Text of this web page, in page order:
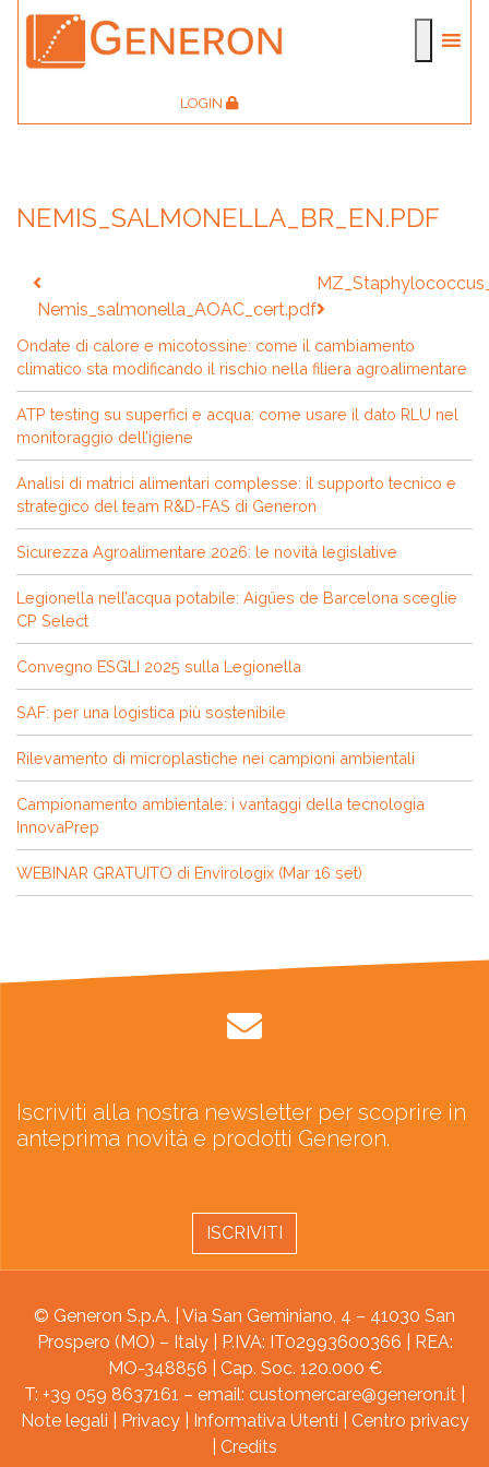
LOGIN
NEMIS_SALMONELLA_BR_EN.PDF
Navigazione
articoli
Nemis_salmonella_AOAC_cert.pdf
Ondate di calore e micotossine: come il cambiamento
climatico sta modificando il rischio nella filiera agroalimentare
ATP testing su superfici e acqua: come usare il dato RLU nel
monitoraggio dell’igiene
Analisi di matrici alimentari complesse: il supporto tecnico e
strategico del team R&D-FAS di Generon
Sicurezza Agroalimentare 2026: le novità legislative
Legionella nell’acqua potabile: Aigües de Barcelona sceglie
CP Select
Convegno ESGLI 2025 sulla Legionella
SAF: per una logistica più sostenibile
Rilevamento di microplastiche nei campioni ambientali
Campionamento ambientale: i vantaggi della tecnologia
InnovaPrep
WEBINAR GRATUITO di Envirologix (Mar 16 set)
Iscriviti alla nostra newsletter per scoprire in
anteprima novità e prodotti Generon.
ISCRIVITI
© Generon S.p.A. | Via San Geminiano, 4 – 41030 San
Prospero (MO) – Italy | P.IVA: IT02993600366 | REA:
MO-348856 | Cap. Soc. 120.000 €
T: +39 059 8637161 – email: customercare@generon.it
Note legali
Privacy| Informativa Utenti
Centro privacy
Credits